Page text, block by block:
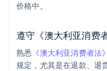
价格中。
遵守《澳大利亚消费
熟悉 《澳大利亚消费者法》
规定，尤其是在退款、退